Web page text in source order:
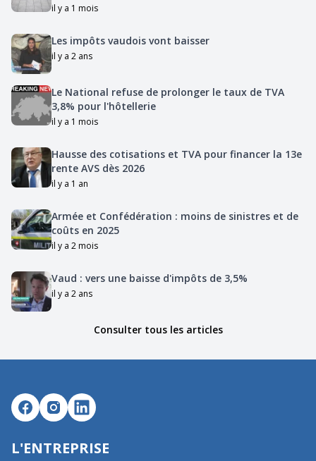
il y a 1 mois
Les impôts vaudois vont baisser
il y a 2 ans
Le National refuse de prolonger le taux de TVA
3,8% pour l'hôtellerie
il y a 1 mois
Hausse des cotisations et TVA pour financer la 13e
rente AVS dès 2026
il y a 1 an
Armée et Confédération : moins de sinistres et de
coûts en 2025
il y a 2 mois
Vaud : vers une baisse d'impôts de 3,5%
il y a 2 ans
Consulter tous les articles
L'ENTREPRISE